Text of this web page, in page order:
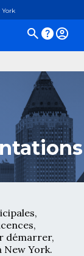
York
démarrer,
New York.